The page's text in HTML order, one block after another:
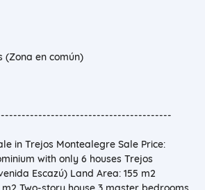
(Zona en común)
in Trejos Montealegre Sale Price:
with only 6 houses Trejos
Escazú) Land Area: 155 m2